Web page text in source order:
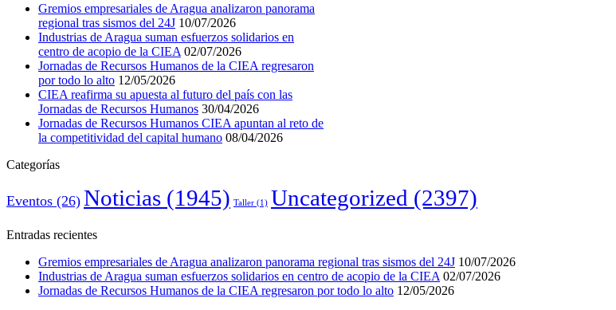
Gremios empresariales de Aragua analizaron panorama
regional tras sismos del 24J 10/07/2026
Industrias de Aragua suman esfuerzos solidarios en
centro de acopio de la CIEA 02/07/2026
Jornadas de Recursos Humanos de la CIEA regresaron
por todo lo alto 12/05/2026
CIEA reafirma su apuesta al futuro del país con las
Jornadas de Recursos Humanos 30/04/2026
Jornadas de Recursos Humanos CIEA apuntan al reto de
la competitividad del capital humano 08/04/2026
Categorías
Eventos (26) Noticias (1945) Taller (1) Uncategorized (2397)
Entradas recientes
Gremios empresariales de Aragua analizaron panorama regional tras sismos del 24J 10/07/2026
Industrias de Aragua suman esfuerzos solidarios en centro de acopio de la CIEA 02/07/2026
Jornadas de Recursos Humanos de la CIEA regresaron por todo lo alto 12/05/2026